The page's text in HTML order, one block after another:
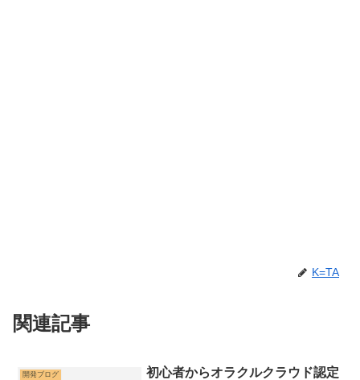
K=TA
関連記事
開発ブログ
初心者からオラクルクラウド認定